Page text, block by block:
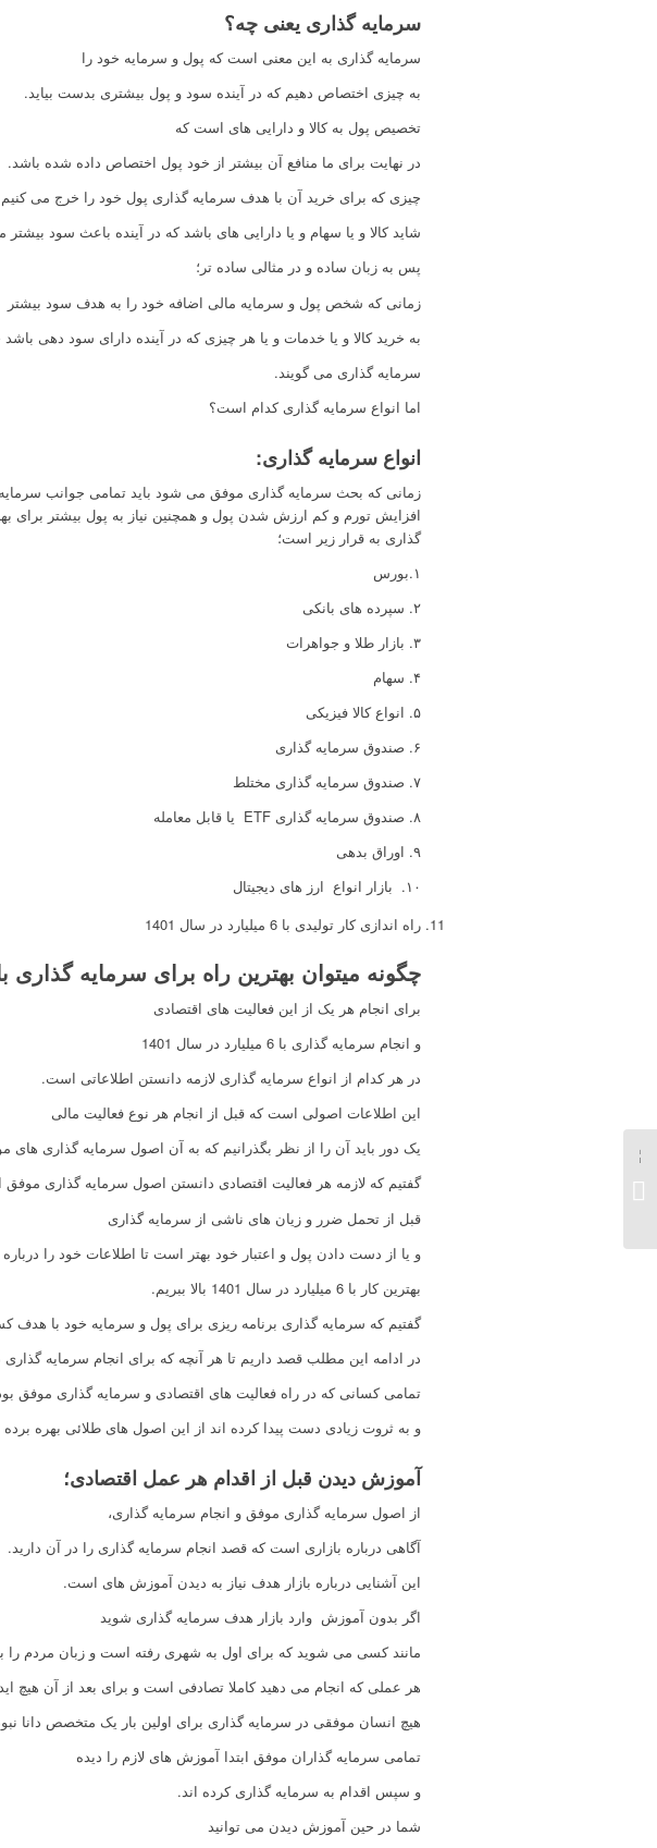
سرمایه گذاری یعنی چه؟
سرمایه گذاری به این معنی است که پول و سرمایه خود را
به چیزی اختصاص دهیم که در آینده سود و پول بیشتری بدست بیاید.
تخصیص پول به کالا و دارایی های است که
در نهایت برای ما منافع آن بیشتر از خود پول اختصاص داده شده باشد.
چیزی که برای خرید آن با هدف سرمایه گذاری پول خود را خرج می کنیم
شاید کالا و یا سهام و یا دارایی های باشد که در آینده باعث سود
پس به زبان ساده و در مثالی ساده تر؛
زمانی که شخص پول و سرمایه مالی اضافه خود را به هدف سود بیشتر
به خرید کالا و یا خدمات و یا هر چیزی که در آینده دارای سود دهی باشد
سرمایه گذاری می گویند.
اما انواع سرمایه گذاری کدام است؟
انواع سرمایه گذاری:
زمانی که بحث سرمایه گذاری موفق می شود باید تمامی جوانب سرمایه
افزایش تورم و کم ارزش شدن پول و همچنین نیاز به پول بیشتر برای
گذاری به قرار زیر است؛
۱.بورس
۲. سپرده های بانکی
۳. بازار طلا و جواهرات
۴. سهام
۵. انواع کالا فیزیکی
۶. صندوق سرمایه گذاری
۷. صندوق سرمایه گذاری مختلط
۸. صندوق سرمایه گذاری ETF یا قابل معامله
۹. اوراق بدهی
۱۰. بازار انواع ارز های دیجیتال
راه اندازی کار تولیدی با 6 میلیارد در سال 1401
چگونه میتوان بهترین راه برای سرمایه گذاری با 6 میلیارد در سال 1401را
برای انجام هر یک از این فعالیت های اقتصادی
و انجام سرمایه گذاری با 6 میلیارد در سال 1401
در هر کدام از انواع سرمایه گذاری لازمه دانستن اطلاعاتی است.
این اطلاعات اصولی است که قبل از انجام هر نوع فعالیت مالی
یک دور باید آن را از نظر بگذرانیم که به آن اصول سرمایه گذاری های
گفتیم که لازمه هر فعالیت اقتصادی دانستن اصول سرمایه گذاری
قبل از تحمل ضرر و زیان های ناشی از سرمایه گذاری
و یا از دست دادن پول و اعتبار خود بهتر است تا اطلاعات خود را درباره
بهترین کار با 6 میلیارد در سال 1401 بالا ببریم.
گفتیم که سرمایه گذاری برنامه ریزی برای پول و سرمایه خود با هدف
در ادامه این مطلب قصد داریم تا هر آنچه که برای انجام سرمایه
تمامی کسانی که در راه فعالیت های اقتصادی و سرمایه گذاری موفق
و به ثروت زیادی دست پیدا کرده اند از این اصول های طلائی بهره برده
آموزش دیدن قبل از اقدام هر عمل اقتصادی؛
از اصول سرمایه گذاری موفق و انجام سرمایه گذاری،
آگاهی درباره بازاری است که قصد انجام سرمایه گذاری را در آن دارید.
این آشنایی درباره بازار هدف نیاز به دیدن آموزش های است.
اگر بدون آموزش وارد بازار هدف سرمایه گذاری شوید
مانند کسی می شوید که برای اول به شهری رفته است و زبان مردم را
هر عملی که انجام می دهید کاملا تصادفی است و برای بعد از آن هیچ
هیچ انسان موفقی در سرمایه گذاری برای اولین بار یک متخصص دانا
تمامی سرمایه گذاران موفق ابتدا آموزش های لازم را دیده
و سپس اقدام به سرمایه گذاری کرده اند.
شما در حین آموزش دیدن می توانید